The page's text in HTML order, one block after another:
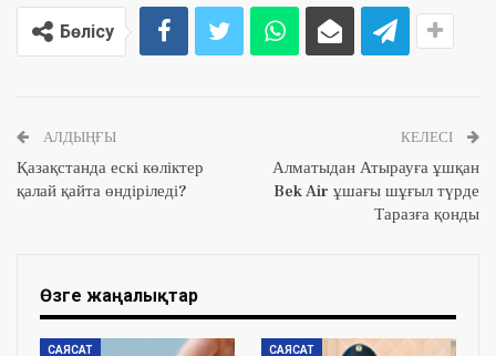
Бөлісу
АЛДЫҢҒЫ
Қазақстанда ескі көліктер
қалай қайта өндіріледі?
КЕЛЕСІ
Алматыдан Атырауға ұшқан
Bek Air ұшағы шұғыл түрде
Таразға қонды
Өзге жаңалықтар
САЯСАТ САЯСАТ